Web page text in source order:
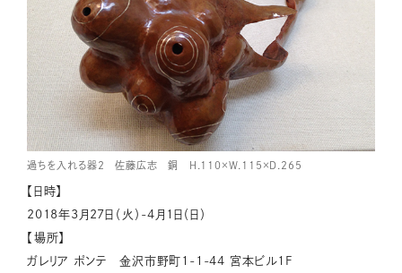
過ちを入れる器２ 佐藤広志 銅 H.110×W.115×D.265
【日時】
2018年3月27日（火）-4月1日（日）
【場所】
ガレリア ポンテ 金沢市野町1-1-44 宮本ビル1F